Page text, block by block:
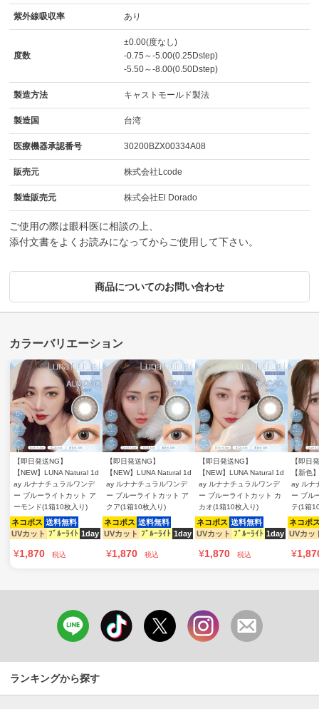
紫外線吸収率 あり
度数
±0.00(度なし)
-0.75～-5.00(0.25Dstep)
-5.50～-8.00(0.50Dstep)
製造方法 キャストモールド製法
製造国 台湾
医療機器承認番号 30200BZX00334A08
販売元 株式会社Lcode
製造販売元 株式会社El Dorado
ご使用の際は眼科医に相談の上、
添付文書をよくお読みになってからご使用して下さい。
商品についてのお問い合わせ
【即日発送NG】
【NEW】LUNA Natural 1d
ay ルナナチュラルワンデ
ー ブルーライトカット ア
ーモンド(1箱10枚入り)
ネコポス 送料無料
UVカット ﾌﾞﾙｰﾗｲﾄ 1day
¥1,870 税込
【即日発送NG】
【NEW】LUNA Natural 1d
ay ルナナチュラルワンデ
ー ブルーライトカット ア
クア(1箱10枚入り)
ネコポス 送料無料
UVカット ﾌﾞﾙｰﾗｲﾄ 1day
¥1,870 税込
【即日発送NG】
【NEW】LUNA Natural 1d
ay ルナナチュラルワンデ
ー ブルーライトカット カ
カオ(1箱10枚入り)
ネコポス 送料無料
UVカット ﾌﾞﾙｰﾗｲﾄ 1day
¥1,870 税込
【即日
【新色
ay ルナ
ー ブル
テ(1箱
ネコポ
UVカッ
¥
ランキングから探す